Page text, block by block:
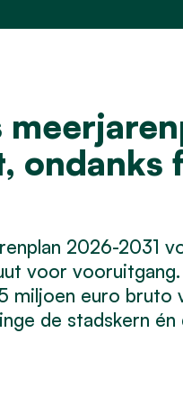
ondanks
2026-2031
voor
miljoen euro bruto
de stadskern én